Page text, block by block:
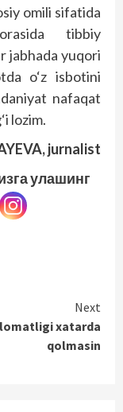
omili sifatida
tibbiy
jabhada yuqori
o‘z isbotini
nafaqat
lozim.
jurnalist
улашинг
Next
xatarda
qolmasin